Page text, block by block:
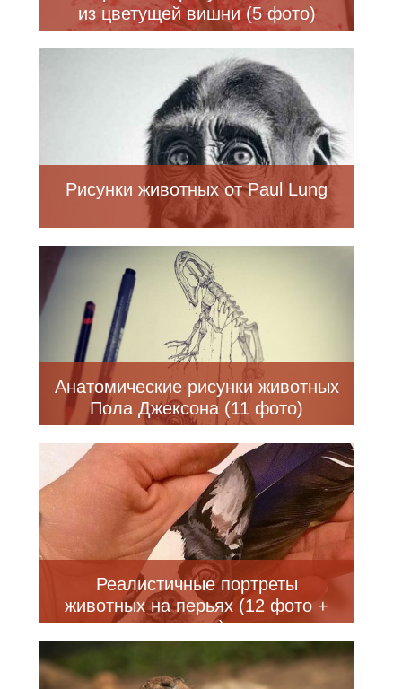
из цветущей вишни (5 фото)
Рисунки животных от Paul Lung
Анатомические рисунки животных
Пола Джексона (11 фото)
Реалистичные портреты
животных на перьях (12 фото +
видео)